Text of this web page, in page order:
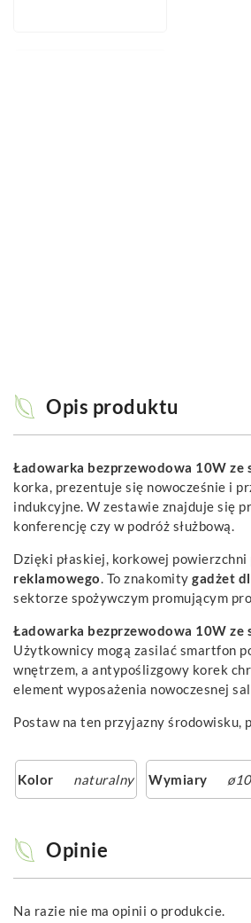
Opis produktu
Ładowarka bezprzewodowa 10W ze
korka, prezentuje się nowocześnie i
indukcyjne. W zestawie znajduje się
konferencję czy w podróż służbową.
Dzięki płaskiej, korkowej
reklamowego. To znakomity gadżet
sektorze spożywczym promującym
Ładowarka bezprzewodowa 10W ze
Użytkownicy mogą zasilać smartfon
wnętrzem, a antypoślizgowy korek
element wyposażenia nowoczesnej
Postaw na ten przyjazny
Kolor naturalny Wymiary
Opinie
Na razie nie ma opinii o produkcie.